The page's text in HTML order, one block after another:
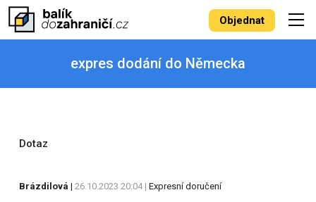
Objednat
expres dodání do Německa
Dotaz
Brázdilová | 26.10.2023 20:04 | Expresní doručení